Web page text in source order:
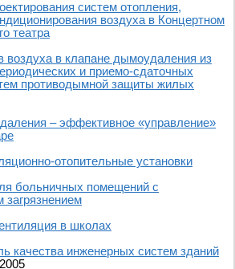
систем отопления,
воздуха в Концертном
театра
воздуха в клапане дымоудаления из
и приемо-сдаточных
противодымной защиты жилых
– эффективное «управление»
отопительные установки
больничных помещений с
загрязнением
в школах
качества инженерных систем зданий